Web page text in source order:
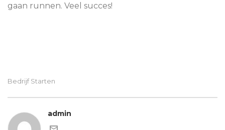
gaan runnen. Veel succes!
Bedrijf Starten
admin